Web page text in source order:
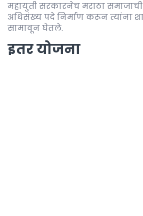
महायुती सरकारनेच मराठा
अधिसंख्य पदे निर्माण करून त्यांना
सामावून घेतले.
इतर योजना